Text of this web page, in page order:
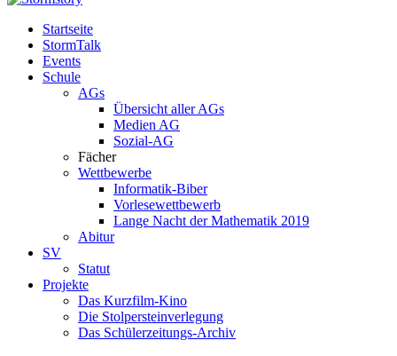
Stormstory
Eure digitale Schülerzeitung
Startseite
StormTalk
Events
Schule
AGs
Übersicht aller AGs
Medien AG
Sozial-AG
Fächer
Wettbewerbe
Informatik-Biber
Vorlesewettbewerb
Lange Nacht der Mathematik 2019
Abitur
SV
Statut
Projekte
Das Kurzfilm-Kino
Die Stolpersteinverlegung
Das Schülerzeitungs-Archiv